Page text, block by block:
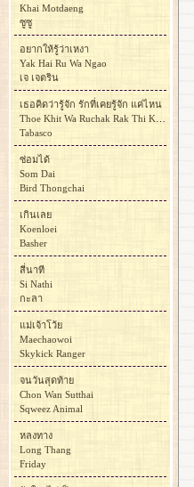
Khai Motdaeng
ซูซู
อยากให้รู้ว่าเหงา
Yak Hai Ru Wa Ngao
เจ เจตริน
เธอคิดว่ารู้จัก รักที่เคยรู้จัก แค่ไหน
Thoe Khit Wa Ruchak Rak Thi Khoei Ruchak Khae Nai
Tabasco
ซ่อมได้
Som Dai
Bird Thongchai
เกินเลย
Koenloei
Basher
สี่นาที
Si Nathi
กะลา
แม่เจ้าโว้ย
Maechaowoi
Skykick Ranger
จนวันสุดท้าย
Chon Wan Sutthai
Sqweez Animal
หลงทาง
Long Thang
Friday